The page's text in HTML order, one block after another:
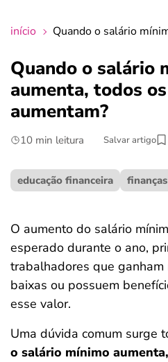
crédito fácil
início Quando o salário
Quando o salário
aumenta, todos
aumentam?
10 min leitura Salvar artigo
educação financeira finanças
O aumento do salário
esperado durante o ano,
trabalhadores que ganham
baixas ou possuem
esse valor.
Uma dúvida comum surge
o salário mínimo